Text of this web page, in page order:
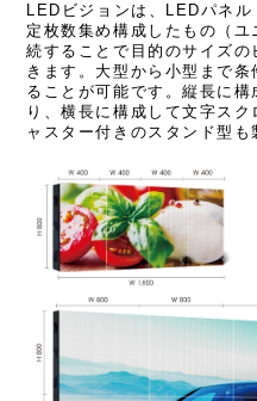
LEDビジョンは、LEDパネ
定枚数集め構成したもの（
続することで目的のサイズ
きます。大型から小型まで
ることが可能です。縦長に
り、横長に構成して文字ス
ャスター付きのスタンド型も